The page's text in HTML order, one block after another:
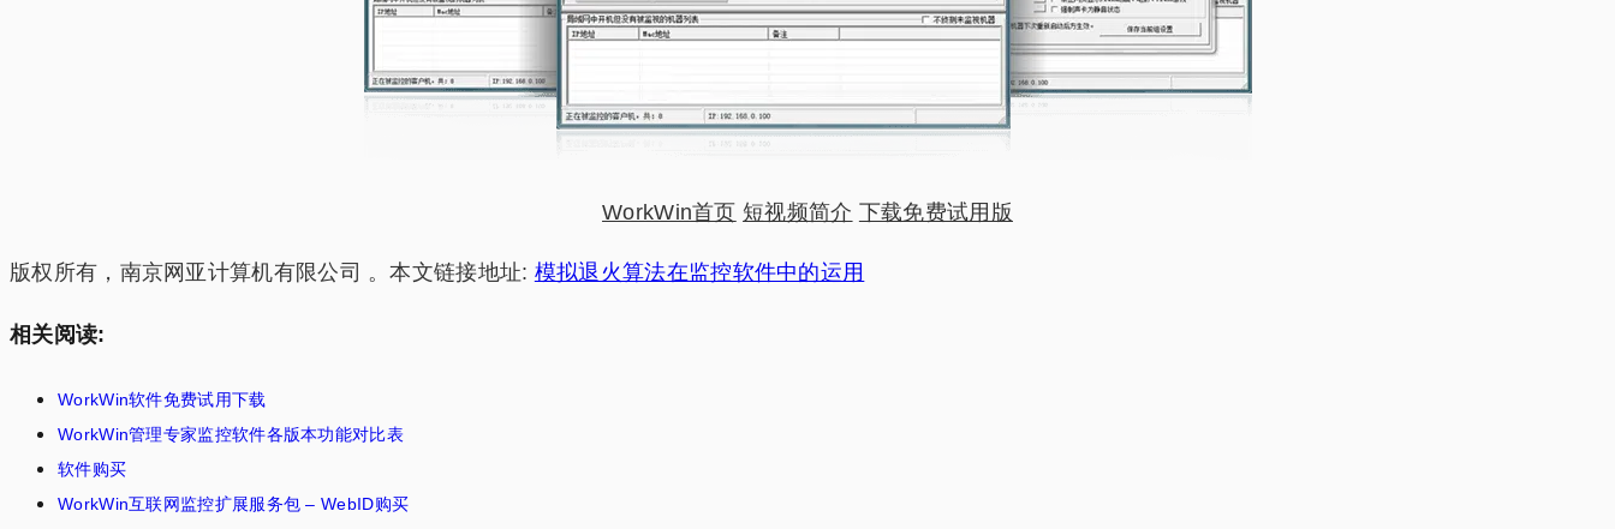
WorkWin首页 短视频简介 下载免费试用版
版权所有，南京网亚计算机有限公司 。本文链接地址: 模拟退火算法在监控软件中的运用
相关阅读:
WorkWin软件免费试用下载
WorkWin管理专家监控软件各版本功能对比表
软件购买
WorkWin互联网监控扩展服务包 – WebID购买